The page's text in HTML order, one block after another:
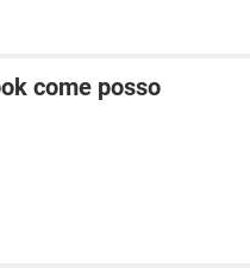
come posso